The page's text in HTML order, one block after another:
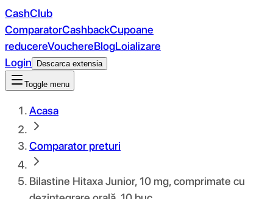
CashClub
ComparatorCashbackCupoane
reducereVouchereBlogLoializare
Login
Descarca extensia
Toggle menu
Acasa
Comparator preturi
Bilastine Hitaxa Junior, 10 mg, comprimate cu